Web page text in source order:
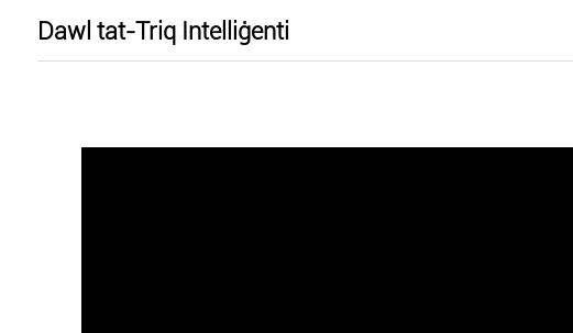
Dawl tat-Triq Intelliġenti